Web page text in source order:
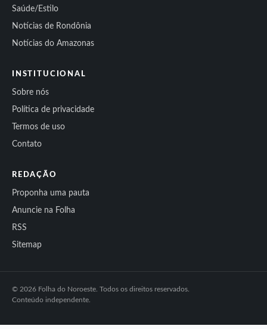
Saúde/Estilo
Notícias de Rondônia
Notícias do Amazonas
INSTITUCIONAL
Sobre nós
Política de privacidade
Termos de uso
Contato
REDAÇÃO
Proponha uma pauta
Anuncie na Folha
RSS
Sitemap
© 2026 Folha do Noroeste. Todos os direitos reservados.
Conteúdo independente.